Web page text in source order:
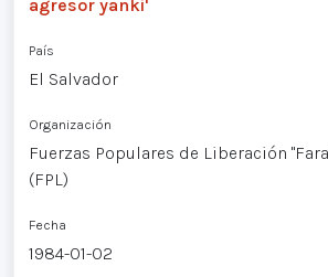
agresor yanki'
País
El Salvador
Organización
Fuerzas Populares de Liberación
(FPL)
Fecha
1984-01-02